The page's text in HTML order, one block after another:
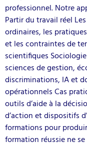
professionnel. Notre
Partir du travail réel
ordinaires, les
et les contraintes de
scientifiques
sciences de gestion,
discriminations, IA et
opérationnels Cas
outils d’aide à la
d’action et dispositifs
formations pour
formation réussie ne